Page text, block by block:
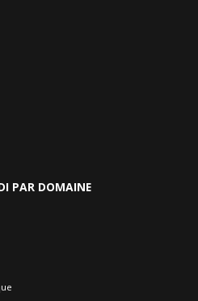
PAR DOMAINE